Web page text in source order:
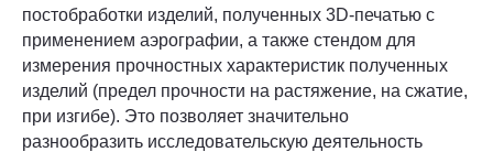
постобработки изделий, полученных 3D-печатью с
применением аэрографии, а также стендом для
измерения прочностных характеристик полученных
изделий (предел прочности на растяжение, на сжатие,
при изгибе). Это позволяет значительно
разнообразить исследовательскую деятельность